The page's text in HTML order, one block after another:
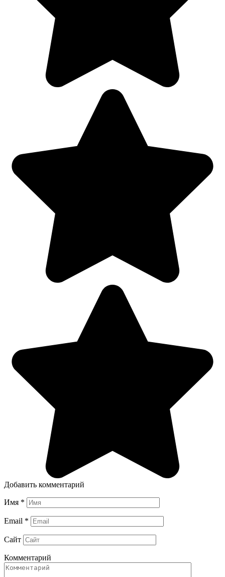
Добавить комментарий
Имя *
Email *
Сайт
Комментарий